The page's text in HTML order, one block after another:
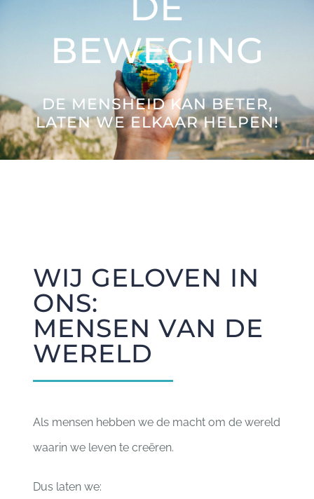
Brieven aan de Toekomst
Great Citizens Institute
Nieuws
BEWEGING
DE MENSHEID KAN BETER,
LATEN WE ELKAAR HELPEN!
WIJ GELOVEN IN
ONS:
MENSEN VAN DE
WERELD
Als mensen hebben we de macht om de wereld
waarin we leven te creëren.
Dus laten we: